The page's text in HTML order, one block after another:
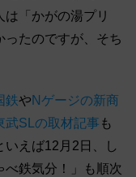
「かがの湯プリ
ったのですが、そち
鉄やNゲージの新商
武SLの取材記事 も
いえば12月2日、し
べ鉄気分！」も順次